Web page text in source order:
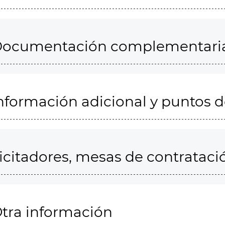
adicional y puntos
mesas de
información